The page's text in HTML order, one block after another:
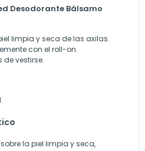
Desodorante Bálsamo
limpia y seca de las axilas.
con el roll-on.
de vestirse.
la piel limpia y seca,